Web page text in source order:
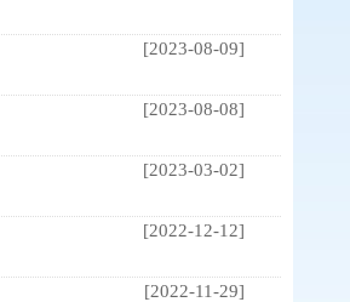
[2023-08-09]
[2023-08-08]
[2023-03-02]
[2022-12-12]
[2022-11-29]